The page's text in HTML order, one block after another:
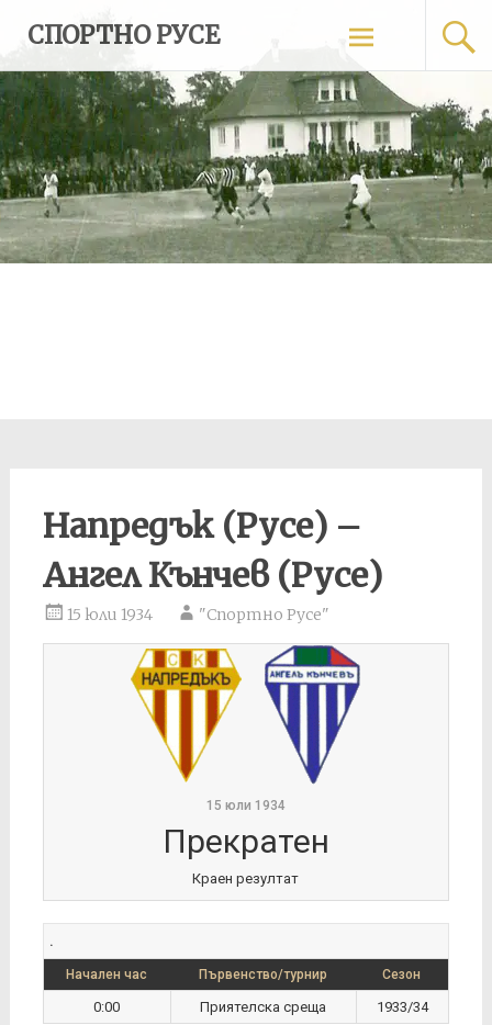
content
СПОРТНО РУСЕ
Напредък (Русе) –
Ангел Кънчев (Русе)
15 юли 1934 "Спортно Русе"
15 юли 1934
Прекратен
Краен резултат
.
Начален час Първенство/турнир Сезон
0:00 Приятелска среща 1933/34